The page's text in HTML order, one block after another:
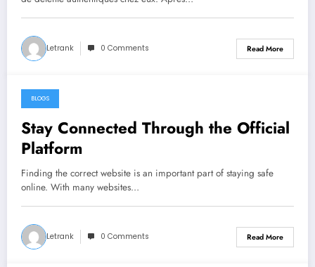
Letrank 0 Comments Read More
July 20, 2026
BLOGS
Stay Connected Through the Official
Platform
Finding the correct website is an important part of staying safe
online. With many websites…
Letrank 0 Comments Read More